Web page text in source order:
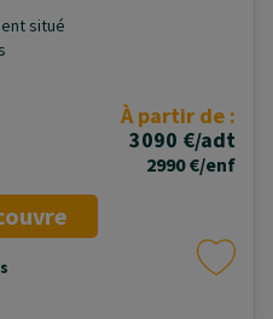
situé
À partir de :
3090 €/adt
2990 €/enf